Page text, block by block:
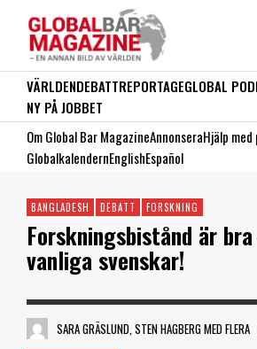
VÄRLDENDEBATTREPORTAGEGLOBAL
NY PÅ JOBBET
Om Global Bar MagazineAnnonseraHjälp
GlobalkalendernEnglishEspañol
BANGLADESH DEBATT FORSKNING
Forskningsbistånd är
vanliga svenskar!
SARA GRÄSLUND, STEN HAGBERG MED FLERA